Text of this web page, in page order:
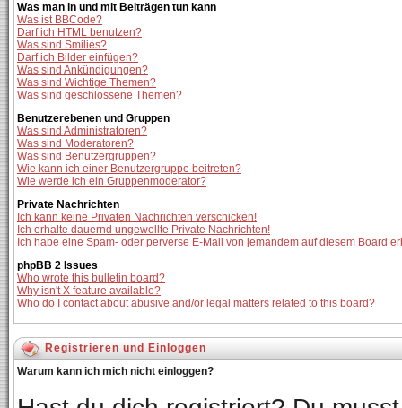
Was man in und mit Beiträgen tun kann
Was ist BBCode?
Darf ich HTML benutzen?
Was sind Smilies?
Darf ich Bilder einfügen?
Was sind Ankündigungen?
Was sind Wichtige Themen?
Was sind geschlossene Themen?
Benutzerebenen und Gruppen
Was sind Administratoren?
Was sind Moderatoren?
Was sind Benutzergruppen?
Wie kann ich einer Benutzergruppe beitreten?
Wie werde ich ein Gruppenmoderator?
Private Nachrichten
Ich kann keine Privaten Nachrichten verschicken!
Ich erhalte dauernd ungewollte Private Nachrichten!
Ich habe eine Spam- oder perverse E-Mail von jemandem auf diesem Board
phpBB 2 Issues
Who wrote this bulletin board?
Why isn't X feature available?
Who do I contact about abusive and/or legal matters related to this board?
Registrieren und Einloggen
Warum kann ich mich nicht einloggen?